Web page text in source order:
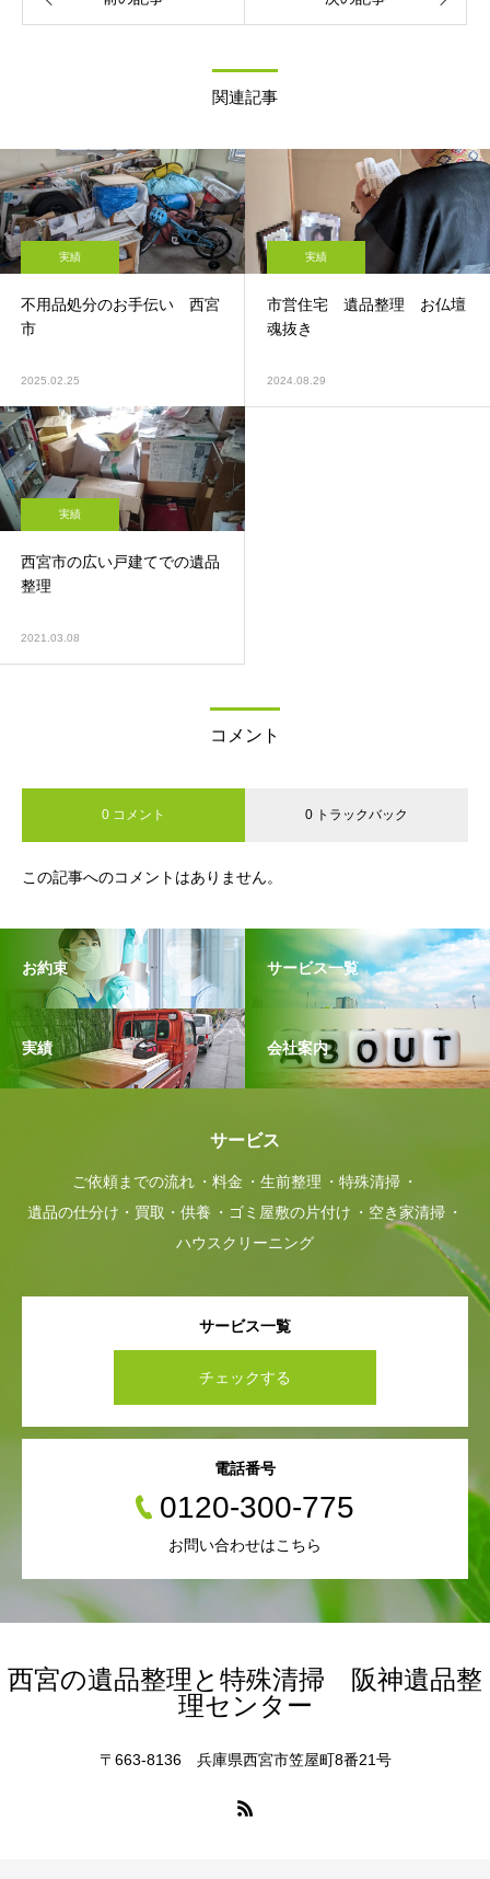
関連記事
実績
不用品処分のお手伝い 西宮
市
2025.02.25
実績
市営住宅 遺品整理 お仏壇
魂抜き
2024.08.29
実績
西宮市の広い戸建てでの遺品
整理
2021.03.08
コメント
0 コメント 0 トラックバック
この記事へのコメントはありません。
お約束 サービス一覧
実績 会社案内
サービス
ご依頼までの流れ 料金 生前整理
特殊清掃
遺品の仕分け・買取・供養
ゴミ屋敷の片付け
空き家清掃
ハウスクリーニング
サービス一覧
チェックする
電話番号
0120-300-775
お問い合わせはこちら
西宮の遺品整理と特殊清掃 阪神遺品整
理センター
〒663-8136 兵庫県西宮市笠屋町8番21号